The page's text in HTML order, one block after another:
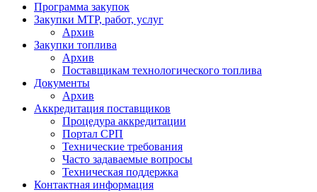
Программа закупок
Закупки МТР, работ, услуг
Архив
Закупки топлива
Архив
Поставщикам технологического топлива
Документы
Архив
Аккредитация поставщиков
Процедура аккредитации
Портал СРП
Технические требования
Часто задаваемые вопросы
Техническая поддержка
Контактная информация